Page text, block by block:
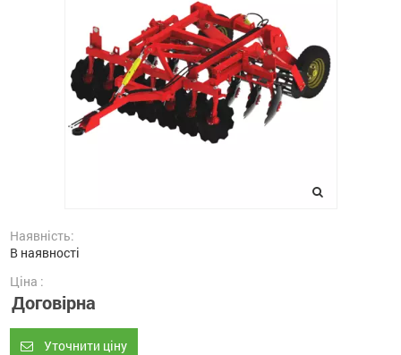
Наявність:
В наявності
Ціна :
Договірна
Уточнити ціну